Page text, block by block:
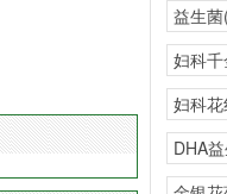
益生
妇科
妇科
DHA